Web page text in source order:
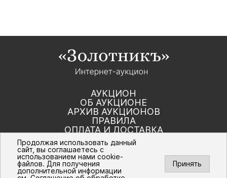
АУКЦИОН
ОБ АУКЦИОНЕ
АРХИВ АУКЦИОНОВ
ПРАВИЛА
ОПЛАТА И ДОСТАВКА
КОНТАКТЫ
Политика компании в отношении обработки
персональных данных
© Интернет-аукцион «Золотник». Все
Продолжая использовать данный
сайт, вы соглашаетесь с
использованием нами cookie-
файлов. Для получения
дополнительной информации
Принять